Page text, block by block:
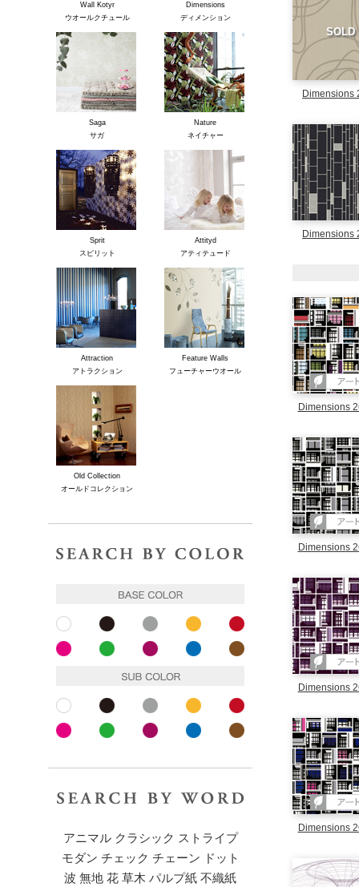
SOLD
Dimensions
Dimensions
Dimensions
Dimensions
Dimensions
Dimensions
Wall Kotyr
ウオールクチュール
Dimensions
ディメンション
Saga
サガ
Nature
ネイチャー
Sprit
スピリット
Attityd
アティテュード
Attraction
アトラクション
Feature Walls
フューチャーウオール
Old Collection
オールドコレクション
ベースカラー
ホワイト ブラック グレー イエロー
ピンク ピンク パープル ブルー
ホワイト ブラック グレー イエロー
ピンク ピンク パープル ブルー
キーワードで探す
アニマル クラシック ストライプ
モダン チェック チェーン
ドット
波 無地 花 草木 パルプ紙 不織紙